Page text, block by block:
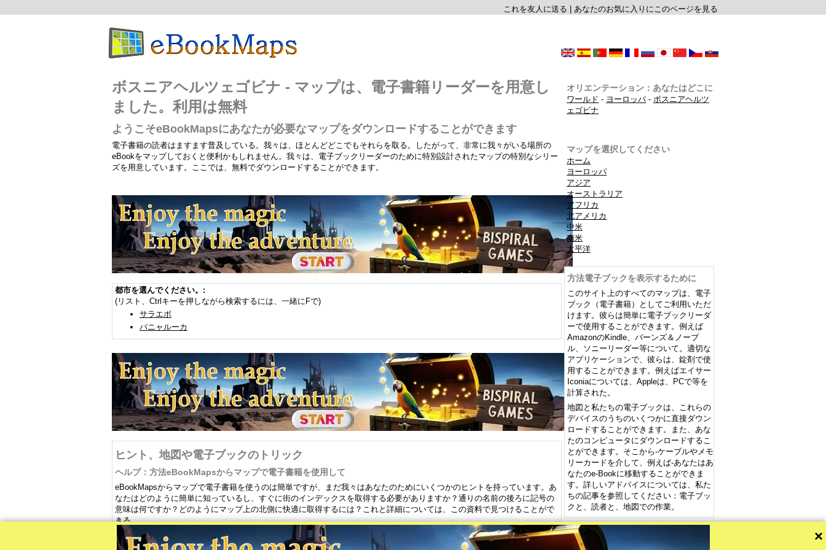
これを友人に送る あなたのお気に入りにこのページを見る
ボスニアヘルツェゴビナ - マップは、電子書籍リーダーを用意し
ました。利用は無料
ようこそeBookMapsにあなたが必要なマップをダウンロードすることができます
電子書籍の読者はますます普及している。我々は、ほとんどどこでもそれらを取る。したがって、非常に我々がいる場所の
eBookをマップしておくと便利かもしれません。我々は、電子ブックリーダーのために特別設計されたマップの特別なシリー
ズを用意しています。ここでは、無料でダウンロードすることができます。
都市を選んでください。:
(リスト、Ctrlキーを押しながら検索するには、一緒にFで)
サラエボ
バニャルーカ
ヒント、地図や電子ブックのトリック
ヘルプ：方法eBookMapsからマップで電子書籍を使用して
eBookMapsからマップで電子書籍を使うのは簡単ですが、まだ我々はあなたのためにいくつかのヒントを持っています。あ
なたはどのように簡単に知っているし、すぐに街のインデックスを取得する必要がありますか？通りの名前の後ろに記号の
意味は何ですか？どのようにマップ上の北側に快適に取得するには？これと詳細については、この資料で見つけることがで
きる。
ヒント：あなたは電子書籍をダウンロードするにはどうすれば - 電子ブックリーダーにそれらを配置する方法を
オリエンテーション：あなたはどこに
ワールド - ヨーロッパ - ボスニアヘルツ
ェゴビナ
マップを選択してください
ホーム
ヨーロッパ
アジア
オーストラリア
アフリカ
北アメリカ
中米
南米
太平洋
方法電子ブックを表示するために
このサイト上のすべてのマップは、電子
ブック（電子書籍）としてご利用いただ
けます。彼らは簡単に電子ブックリーダ
ーで使用することができます。例えば
AmazonのKindle、バーンズ＆ノーブ
ル、ソニーリーダー等について。適切な
アプリケーションで、彼らは、錠剤で使
用することができます。例えばエイサー
Iconiaについては、Appleは、PCで等を
計算された。
地図と私たちの電子ブックは、これらの
デバイスのうちのいくつかに直接ダウン
ロードすることができます。また、あな
たのコンピュータにダウンロードするこ
とができます。そこから-ケーブルやメモ
リーカードを介して、例えば-あなたはあ
なたのe-Bookに移動することができま
す。詳しいアドバイスについては、私た
ちの記事を参照してください：電子ブッ
クと、読者と、地図での作業。
×